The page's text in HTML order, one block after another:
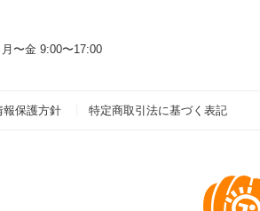
月〜金 9:00〜17:00
報保護方針 特定商取引法に基づく表記